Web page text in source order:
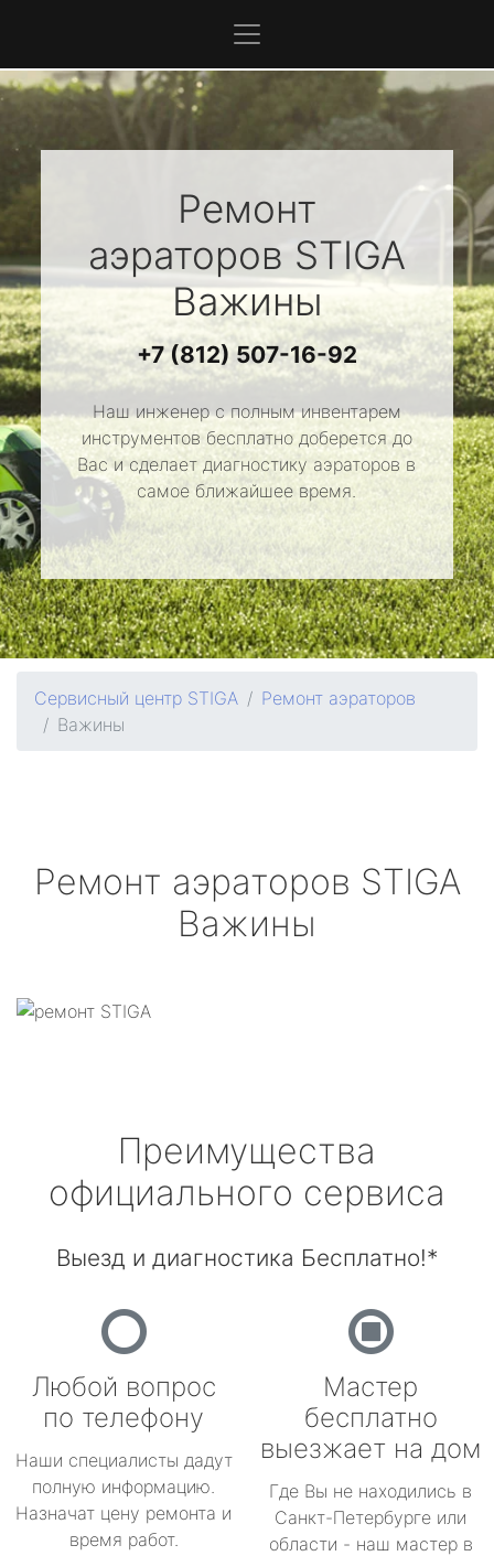
Ремонт
аэраторов STIGA
Важины
+7 (812) 507-16-92
Наш инженер с полным инвентарем
инструментов бесплатно доберется до
Вас и сделает диагностику аэраторов в
самое ближайшее время.
Сервисный центр STIGA
Ремонт аэраторов
Важины
Ремонт аэраторов STIGA
Важины
Преимущества
официального сервиса
Выезд и диагностика Бесплатно!*
Любой вопрос
по телефону
Наши специалисты дадут
полную информацию.
Назначат цену ремонта и
время работ.
Мастер
бесплатно
выезжает на дом
Где Вы не находились в
Санкт-Петербурге или
области - наш мастер в